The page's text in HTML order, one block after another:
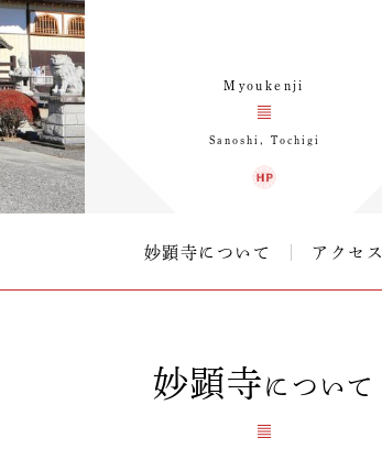
Myoukenji
Sanoshi, Tochigi
妙顕寺について アクセス
妙顕寺 について